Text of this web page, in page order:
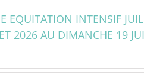
EQUITATION INTENSIF
2026 AU DIMANCHE 19